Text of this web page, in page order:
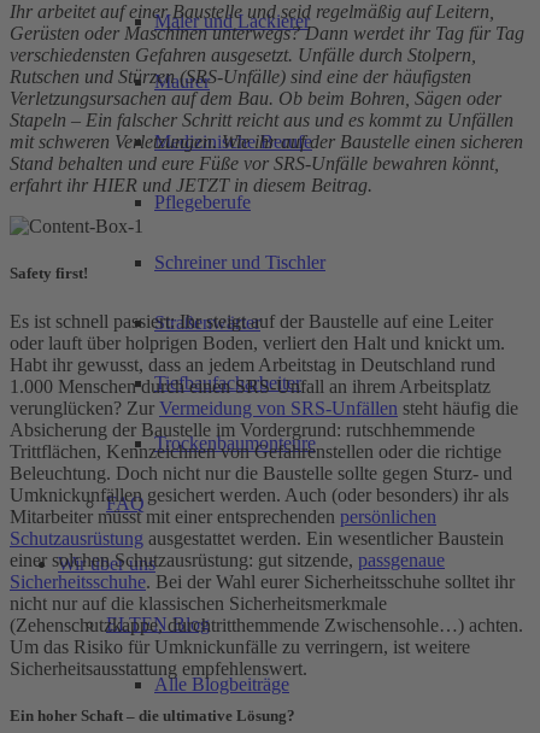
Maler und Lackierer
Maurer
Medizinische Berufe
Pflegeberufe
Schreiner und Tischler
Straßenwärter
Tiefbaufacharbeiter
Trockenbaumonteure
FAQ
Wir über uns
ELTEN Blog
Alle Blogbeiträge
Ihr arbeitet auf einer Baustelle und seid regelmäßig auf Leitern,
Gerüsten oder Maschinen unterwegs? Dann werdet ihr Tag für Tag
verschiedensten Gefahren ausgesetzt. Unfälle durch Stolpern,
Rutschen und Stürzen (SRS-Unfälle) sind eine der häufigsten
Verletzungsursachen auf dem Bau. Ob beim Bohren, Sägen oder
Stapeln – Ein falscher Schritt reicht aus und es kommt zu Unfällen
mit schweren Verletzungen. Wie ihr auf der Baustelle einen sicheren
Stand behalten und eure Füße vor SRS-Unfälle bewahren könnt,
erfahrt ihr HIER und JETZT in diesem Beitrag.
Safety first!
Es ist schnell passiert: Ihr steigt auf der Baustelle auf eine Leiter
oder lauft über holprigen Boden, verliert den Halt und knickt um.
Habt ihr gewusst, dass an jedem Arbeitstag in Deutschland rund
1.000 Menschen durch einen SRS-Unfall an ihrem Arbeitsplatz
verunglücken? Zur Vermeidung von SRS-Unfällen steht häufig die
Absicherung der Baustelle im Vordergrund: rutschhemmende
Trittflächen, Kennzeichnen von Gefahrenstellen oder die richtige
Beleuchtung. Doch nicht nur die Baustelle sollte gegen Sturz- und
Umknickunfällen gesichert werden. Auch (oder besonders) ihr als
Mitarbeiter müsst mit einer entsprechenden persönlichen
Schutzausrüstung ausgestattet werden. Ein wesentlicher Baustein
einer solchen Schutzausrüstung: gut sitzende, passgenaue
Sicherheitsschuhe. Bei der Wahl eurer Sicherheitsschuhe solltet ihr
nicht nur auf die klassischen Sicherheitsmerkmale
(Zehenschutzkappe, durchtritthemmende Zwischensohle…) achten.
Um das Risiko für Umknickunfälle zu verringern, ist weitere
Sicherheitsausstattung empfehlenswert.
Ein hoher Schaft – die ultimative Lösung?